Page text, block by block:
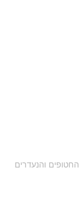
החטופים והנעדרים